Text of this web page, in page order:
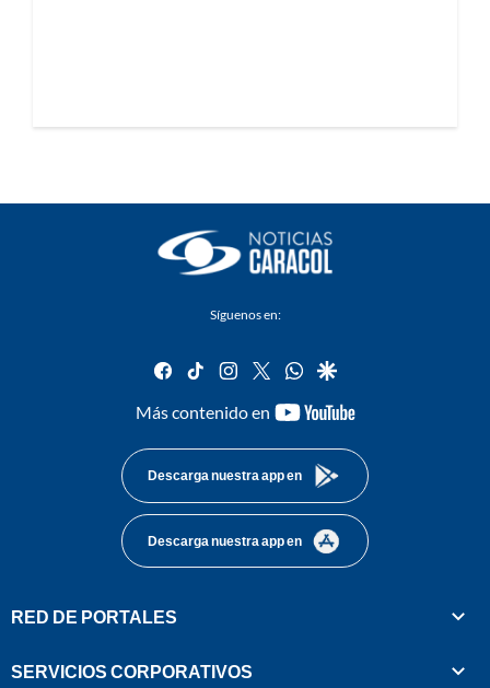
Síguenos en:
facebook
tiktok instagram
twitterwhatsapp
google
Más contenido en
youtube-
Descarga nuestra app en
Descarga nuestra app en
RED DE PORTALES
SERVICIOS CORPORATIVOS